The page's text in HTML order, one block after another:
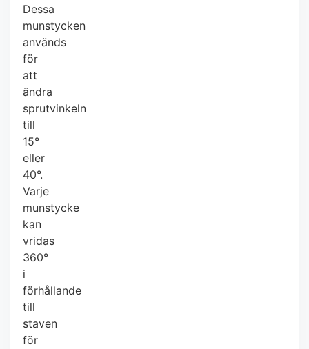
Dessa
munstycken
används
för
att
ändra
sprutvinkeln
till
15°
eller
40°.
Varje
munstycke
kan
vridas
360°
i
förhållande
till
staven
för